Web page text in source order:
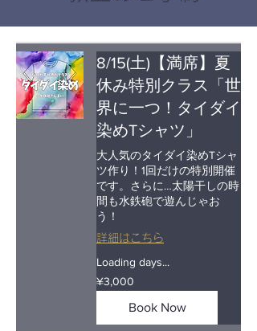
8/15(土)【満席】夏
休み特別クラス「世
界に一つ！タイダイ
染めTシャツ」
大人気のタイダイ染めTシャ
ツ作り！1回だけの特別開催
です。さらに…太陽干しの時
間も水鉄砲で遊んじゃお
う！
詳細はこちら
Loading days...
3,000
Japanese
yen
¥3,000
Book Now